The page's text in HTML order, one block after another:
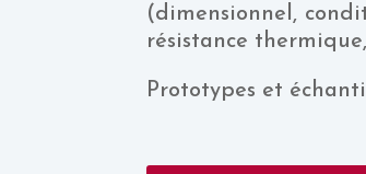
(dimensionnel,
résistance
Prototypes et